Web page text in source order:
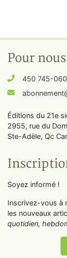
Pour
450 745-
Éditions du 21e
2955, rue du
Ste-Adèle, Qc
Soyez informé !
Inscrivez-vous à
les nouveaux
quotidien,